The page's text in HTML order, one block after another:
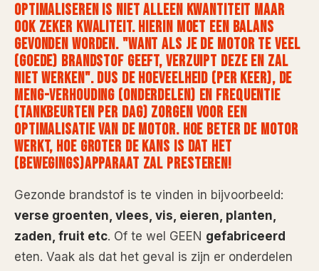
OPTIMALISEREN IS NIET ALLEEN KWANTITEIT MAAR
OOK ZEKER KWALITEIT. HIERIN MOET EEN BALANS
GEVONDEN WORDEN. "WANT ALS JE DE MOTOR TE VEEL
(GOEDE) BRANDSTOF GEEFT, VERZUIPT DEZE EN ZAL
NIET WERKEN". DUS DE HOEVEELHEID (PER KEER), DE
MENG-VERHOUDING (ONDERDELEN) EN FREQUENTIE
(TANKBEURTEN PER DAG) ZORGEN VOOR EEN
OPTIMALISATIE VAN DE MOTOR. HOE BETER DE MOTOR
WERKT, HOE GROTER DE KANS IS DAT HET
(BEWEGINGS)APPARAAT ZAL PRESTEREN!
Gezonde brandstof is te vinden in bijvoorbeeld:
verse groenten, vlees, vis, eieren, planten,
zaden, fruit etc. Of te wel GEEN gefabriceerd
eten. Vaak als dat het geval is zijn er onderdelen